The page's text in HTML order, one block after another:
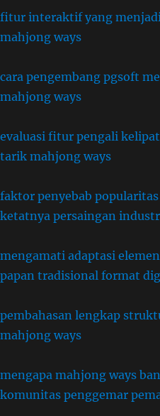
fitur interaktif yang
mahjong ways
cara pengembang pgsoft
mahjong ways
evaluasi fitur pengali
tarik mahjong ways
faktor penyebab
ketatnya persaingan
mengamati adaptasi
papan tradisional format
pembahasan lengkap
mahjong ways
mengapa mahjong ways
komunitas penggemar